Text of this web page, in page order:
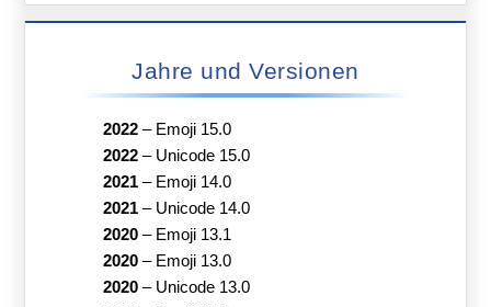
Jahre und Versionen
2022– Emoji 15.0
2022– Unicode 15.0
2021– Emoji 14.0
2021– Unicode 14.0
2020– Emoji 13.1
2020– Emoji 13.0
2020– Unicode 13.0